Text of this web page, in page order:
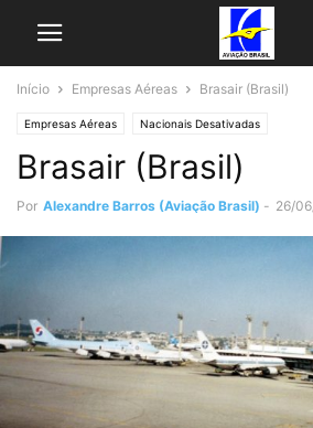
Início Empresas Aéreas Brasair (Brasil)
Empresas Aéreas Nacionais Desativadas
Brasair (Brasil)
Por Alexandre Barros (Aviação Brasil) - 26/